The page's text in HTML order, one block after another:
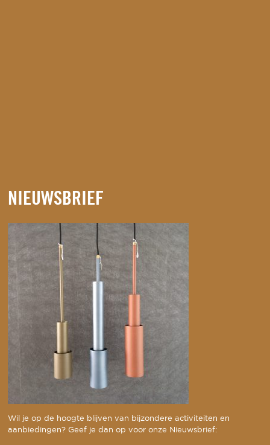
NIEUWSBRIEF
Wil je op de hoogte blijven van bijzondere activiteiten en
aanbiedingen? Geef je dan op voor onze Nieuwsbrief: